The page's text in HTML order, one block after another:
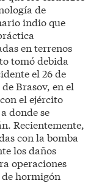
de
indio que
en terrenos
tomó debida
el 26 de
Brasov, en el
el ejército
donde se
Recientemente,
con la bomba
los daños
operaciones
hormigón